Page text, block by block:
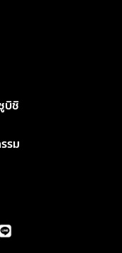
วี ใหม่
งต้น
ภัณฑ์
คุณภาพ
บิชิ
รม
และ มูลนิธิ มิตซูบิชิ มอเตอ